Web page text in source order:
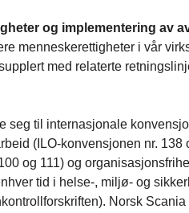
og implementering av
menneskerettigheter i vår
med relaterte
seg til internasjonale
(ILO-konvensjonen nr.
og 111) og
tid i helse-, miljø- og
Norsk